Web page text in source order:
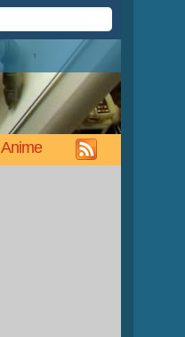
Anime